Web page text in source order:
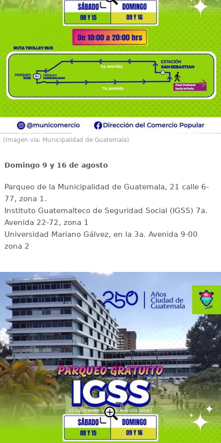
(Imagen vía: Municipalidad de Guatemala)
Domingo 9 y 16 de agosto
Parqueo de la Municipalidad de Guatemala, 21 calle 6-
77, zona 1.
Instituto Guatemalteco de Seguridad Social (IGSS) 7a.
Avenida 22-72, zona 1
Universidad Mariano Gálvez, en la 3a. Avenida 9-00
zona 2